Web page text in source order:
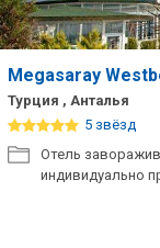
Megasaray
Турция , Анталья
5 звёзд
Отель
индивидуально